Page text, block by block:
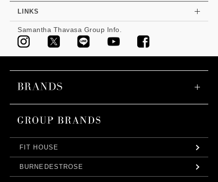
LINKS
Samantha Thavasa Group Info.
FIT HOUSE
BURNEDESTROSE